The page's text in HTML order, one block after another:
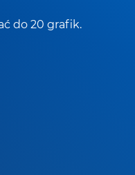
do 20 grafik.